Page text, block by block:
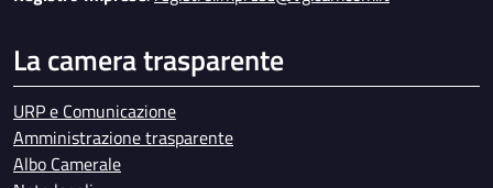
La camera trasparente
URP e Comunicazione
Amministrazione trasparente
Albo Camerale